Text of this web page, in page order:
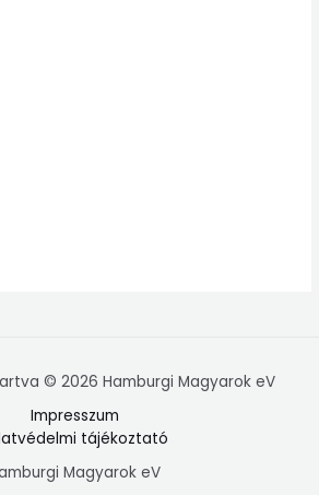
© 2026 Hamburgi Magyarok eV
Impresszum
tájékoztató
Magyarok eV